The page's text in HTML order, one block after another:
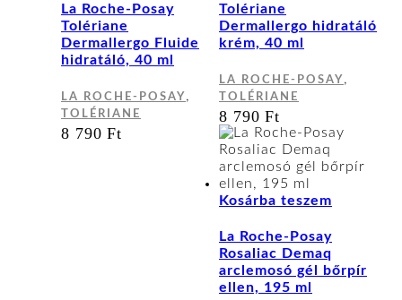
La Roche-Posay
Tolériane
Dermallergo Fluide
hidratáló, 40 ml
LA ROCHE-POSAY ,
TOLÉRIANE
8 790Ft
Tolériane
Dermallergo hidratáló
krém, 40 ml
LA ROCHE-POSAY ,
TOLÉRIANE
8 790Ft
Kosárba teszem
La Roche-Posay
Rosaliac Demaq
arclemosó gél bőrpír
ellen, 195 ml